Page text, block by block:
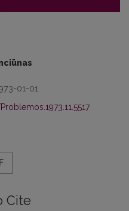
01-01
Cite